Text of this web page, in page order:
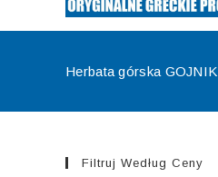
Herbata górska GOJNIK
Filtruj Według Ceny